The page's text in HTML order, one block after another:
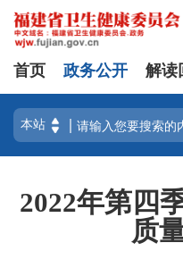
首页 政务公开 解读
2022年第四
质